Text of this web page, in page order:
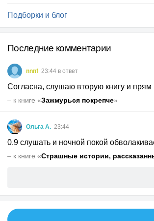
Подборки и блог
Последние комментарии
nnnf 23:44 в ответ
Согласна, слушаю вторую книгу и прям
– к книге «Зажмурься покрепче»
Ольга А. 23:44
0.9 слушать и ночной покой
– к книге «Страшные истории,